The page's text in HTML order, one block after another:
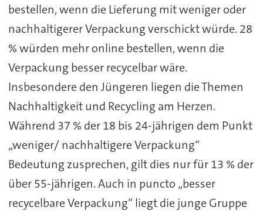
bestellen, wenn die Lieferung mit weniger oder
nachhaltigerer Verpackung verschickt würde. 28
% würden mehr online bestellen, wenn die
Verpackung besser recycelbar wäre.
Insbesondere den Jüngeren liegen die Themen
Nachhaltigkeit und Recycling am Herzen.
Während 37 % der 18 bis 24-jährigen dem Punkt
„weniger/ nachhaltigere Verpackung“
Bedeutung zusprechen, gilt dies nur für 13 % der
über 55-jährigen. Auch in puncto „besser
recycelbare Verpackung“ liegt die junge Gruppe